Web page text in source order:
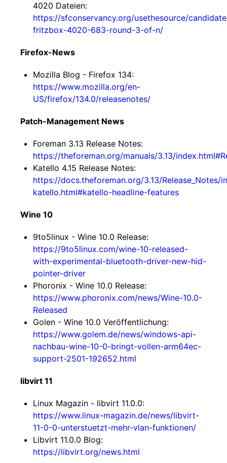
4020 Dateien:
https://sfconservancy.org/usethesource/
fritzbox-4020-683-round-3-of-n/
Firefox-News
Mozilla Blog - Firefox 134:
https://www.mozilla.org/en-
US/firefox/134.0/releasenotes/
Patch-Management News
Foreman 3.13 Release Notes:
https://theforeman.org/manuals/3.13/
Katello 4.15 Release Notes:
https://docs.theforeman.org/3.13/Release_Notes/
katello.html#katello-headline-features
Wine 10
9to5linux - Wine 10.0 Release:
https://9to5linux.com/wine-10-released-
with-experimental-bluetooth-driver-new-hid-
pointer-driver
Phoronix - Wine 10.0 Release:
https://www.phoronix.com/news/Wine-10.0-
Released
Golen - Wine 10.0 Veröffentlichung:
https://www.golem.de/news/windows-api-
nachbau-wine-10-0-bringt-vollen-arm64ec-
support-2501-192652.html
libvirt 11
Linux Magazin - libvirt 11.0.0:
https://www.linux-magazin.de/news/libvirt-
11-0-0-unterstuetzt-mehr-vlan-funktionen/
Libvirt 11.0.0 Blog:
https://libvirt.org/news.html